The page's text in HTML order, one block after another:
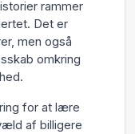
rammer
Det er
men også
omkring
for at lære
af billigere